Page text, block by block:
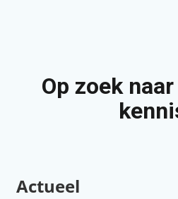
Op zoek
Actueel